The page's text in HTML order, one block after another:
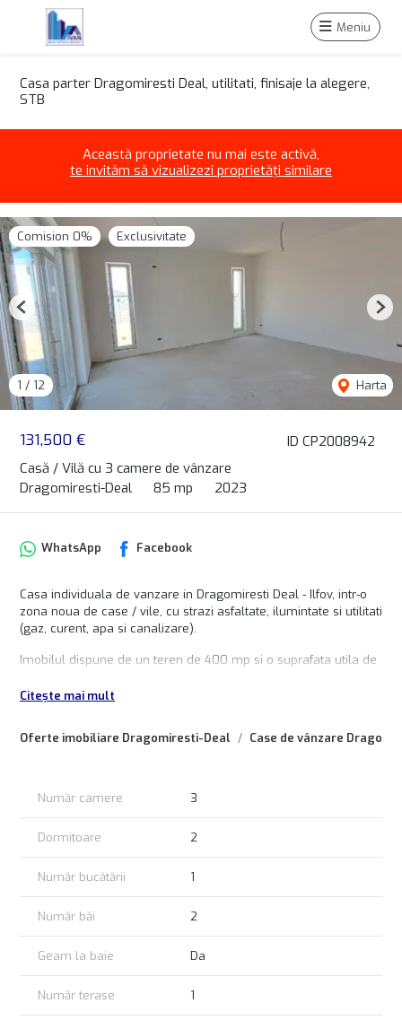
Meniu
Casa parter Dragomiresti Deal, utilitati, finisaje la alegere,
STB
Această proprietate nu mai este activă,
te invităm să vizualizezi proprietăți similare
ID CP2008942
131,500 €
Casă / Vilă cu 3 camere de vânzare
Dragomiresti-Deal
85 mp 2023
Comision 0% Exclusivitate
1 / 12 Harta
Previous
Oferte imobiliare Dragomiresti-Deal Case de vânzare
WhatsApp Facebook
Casa individuala de vanzare in Dragomiresti Deal - Ilfov, intr-o
zona noua de case / vile, cu strazi asfaltate, ilumintate si utilitati
(gaz, curent, apa si canalizare).
Imobilul dispune de un teren de 400 mp si o suprafata utila de
inchisa, 2 bai cu geam si hol acces.
Casa are o terasa de 20 mp, alei betonate, inclusiv parcare
incalzire in pardoseala, obiecte sanitare in bai, utilitati
Finisajele interiore pot fi alese de cumparator in baza bugetului
stabilit.
Mutare in maxim 2 luni, timp necesar pentru montarea
finisajelor interioare.
Se accepta CREDIT!
COMISION CUMPARATOR 0%!
Citește mai mult
Număr camere 3
Dormitoare 2
Număr bucătării 1
Număr băi 2
Geam la baie Da
Număr terase 1